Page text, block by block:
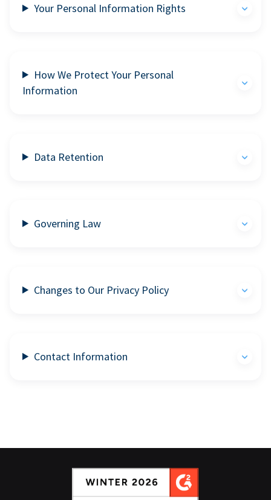
Your Personal Information Rights
How We Protect Your Personal
Information
Data Retention
Governing Law
Changes to Our Privacy Policy
Contact Information